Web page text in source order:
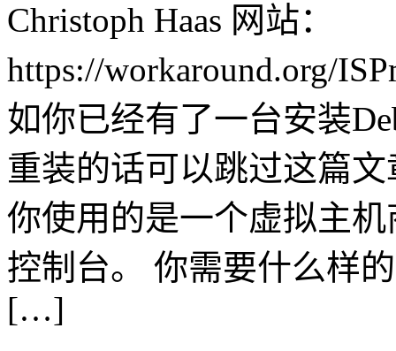
Christoph Haas 网站：
https://workaround.org/
如你已经有了一台安装
重装的话可以跳过这篇
你使用的是一个虚拟主
控制台。 你需要什么样
[…]